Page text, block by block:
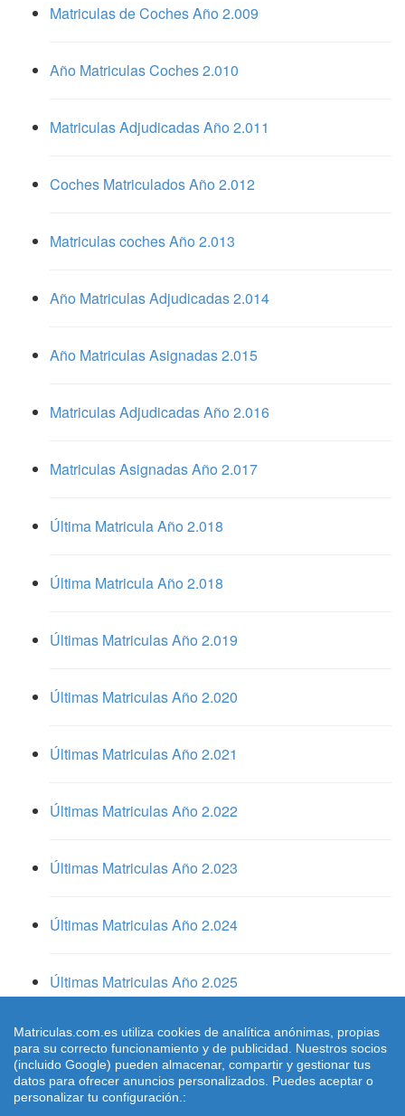
Matriculas de Coches Año 2.009
Año Matriculas Coches 2.010
Matriculas Adjudicadas Año 2.011
Coches Matriculados Año 2.012
Matriculas coches Año 2.013
Año Matriculas Adjudicadas 2.014
Año Matriculas Asignadas 2.015
Matriculas Adjudicadas Año 2.016
Matriculas Asignadas Año 2.017
Última Matricula Año 2.018
Última Matricula Año 2.018
Últimas Matriculas Año 2.019
Últimas Matriculas Año 2.020
Últimas Matriculas Año 2.021
Últimas Matriculas Año 2.022
Últimas Matriculas Año 2.023
Últimas Matriculas Año 2.024
Últimas Matriculas Año 2.025
Copyright: 2026 | Matriculas.com.es| |Aviso Legal|
Cookies|Condiciones de Uso
Matriculas.com.es utiliza cookies de analítica anónimas, propias
para su correcto funcionamiento y de publicidad. Nuestros socios
(incluido Google) pueden almacenar, compartir y gestionar tus
datos para ofrecer anuncios personalizados. Puedes aceptar o
personalizar tu configuración.: